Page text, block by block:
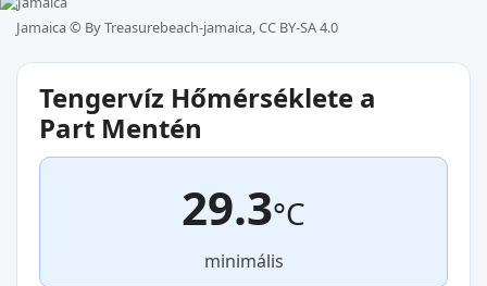
Jamaica © By Treasurebeach-jamaica, CC BY-SA 4.0
Tengervíz Hőmérséklete a
Part Mentén
29.3°C
minimális